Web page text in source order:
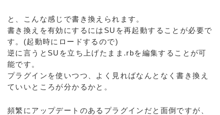
と、こんな感じで書き換えられます。
書き換えを有効にするにはSUを再起動することが必要で
す。(起動時にロードするので)
逆に言うとSUを立ち上げたまま.rbを編集することが可
能です。
プラグインを使いつつ、よく見ればなんとなく書き換え
ていいところが分かるかと。
頻繁にアップデートのあるプラグインだと面倒ですが、